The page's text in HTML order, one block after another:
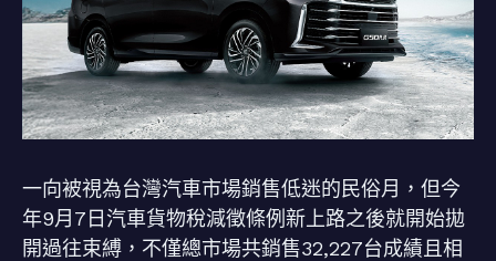
一向被視為台灣汽車市場銷售低迷的民俗月，但今
年9月7日汽車貨物稅減徵條例新上路之後就開始拋
開過往束縛，不僅總市場共銷售32,227台成績且相